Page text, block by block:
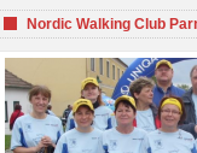
Nordic Walking Club